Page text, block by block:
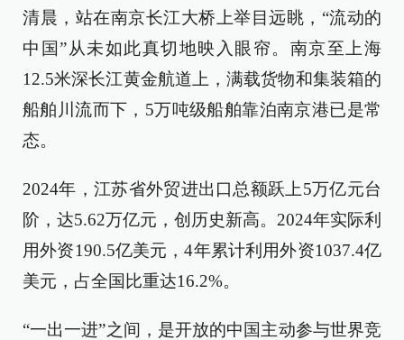
清晨，站在南京长江大桥上举目远眺，“流动的
中国”从未如此真切地映入眼帘。南京至上海
12.5米深长江黄金航道上，满载货物和集装箱的
船舶川流而下，5万吨级船舶靠泊南京港已是常
态。
2024年，江苏省外贸进出口总额跃上5万亿元台
阶，达5.62万亿元，创历史新高。2024年实际利
用外资190.5亿美元，4年累计利用外资1037.4亿
美元，占全国比重达16.2%。
“一出一进”之间，是开放的中国主动参与世界竞